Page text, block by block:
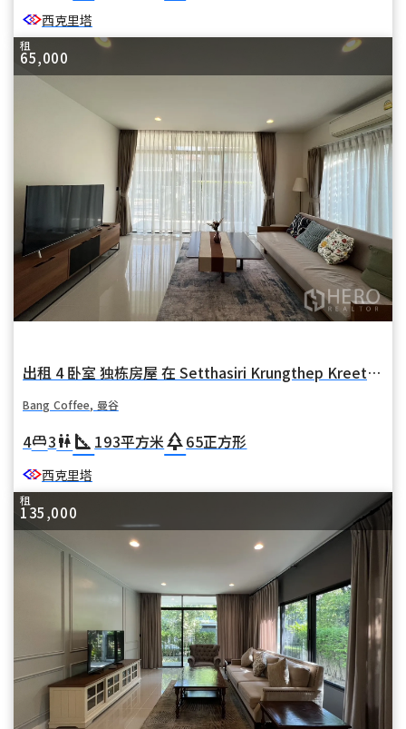
西克里塔
租
65,000
出租 4 卧室 独栋房屋 在 Setthasiri Krungthep Kreetha (塞塔西里·克伦特普·克里塔) 在 华麦 Bang Coffee 曼谷
Bang Coffee, 曼谷
4king_bed3wc square_foot 193平方米park65正方形
西克里塔
租
135,000